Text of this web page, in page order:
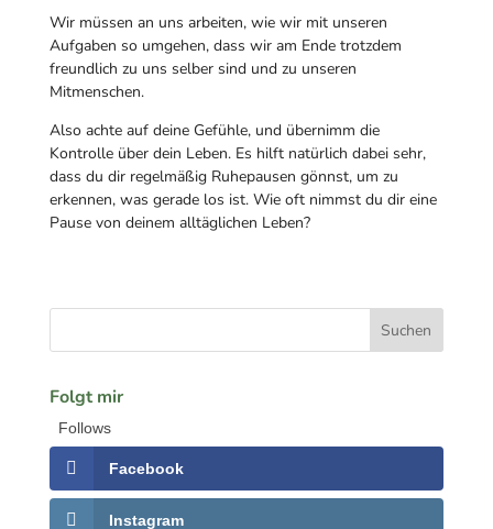
Wir müssen an uns arbeiten, wie wir mit unseren
Aufgaben so umgehen, dass wir am Ende trotzdem
freundlich zu uns selber sind und zu unseren
Mitmenschen.
Also achte auf deine Gefühle, und übernimm die
Kontrolle über dein Leben. Es hilft natürlich dabei sehr,
dass du dir regelmäßig Ruhepausen gönnst, um zu
erkennen, was gerade los ist. Wie oft nimmst du dir eine
Pause von deinem alltäglichen Leben?
Folgt mir
Follows
Facebook
Instagram